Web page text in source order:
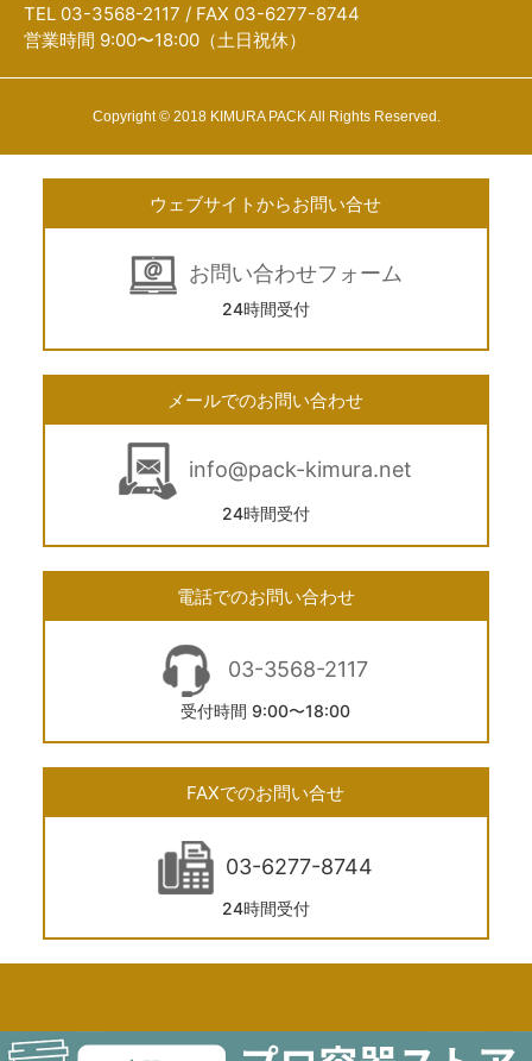
TEL 03-3568-2117 / FAX 03-6277-8744
営業時間 9:00〜18:00（土日祝休）
Copyright © 2018 KIMURA PACK All Rights Reserved.
ウェブサイトからお問い合せ
お問い合わせフォーム
24時間受付
メールでのお問い合わせ
info@pack-kimura.net
24時間受付
電話でのお問い合わせ
03-3568-2117
受付時間 9:00〜18:00
FAXでのお問い合せ
03-6277-8744
24時間受付